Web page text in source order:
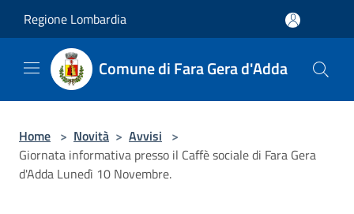
Regione Lombardia
Comune di Fara Gera d'Adda
Home > Novità > Avvisi >
Giornata informativa presso il Caffè sociale di Fara Gera
d'Adda Lunedì 10 Novembre.